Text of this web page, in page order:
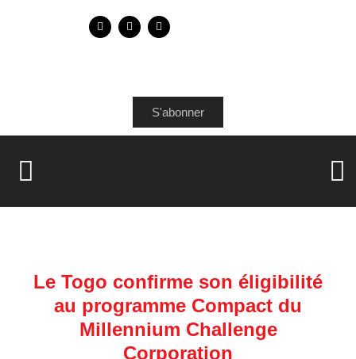
S'abonner
Le Togo confirme son éligibilité
au programme Compact du
Millennium Challenge
Corporation